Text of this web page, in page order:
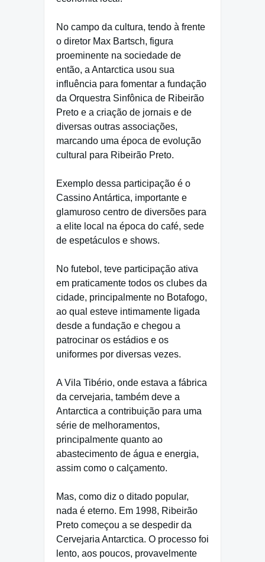
No campo da cultura, tendo à frente
o diretor Max Bartsch, figura
proeminente na sociedade de
então, a Antarctica usou sua
influência para fomentar a fundação
da Orquestra Sinfônica de Ribeirão
Preto e a criação de jornais e de
diversas outras associações,
marcando uma época de evolução
cultural para Ribeirão Preto.
Exemplo dessa participação é o
Cassino Antártica, importante e
glamuroso centro de diversões para
a elite local na época do café, sede
de espetáculos e shows.
No futebol, teve participação ativa
em praticamente todos os clubes da
cidade, principalmente no Botafogo,
ao qual esteve intimamente ligada
desde a fundação e chegou a
patrocinar os estádios e os
uniformes por diversas vezes.
A Vila Tibério, onde estava a fábrica
da cervejaria, também deve a
Antarctica a contribuição para uma
série de melhoramentos,
principalmente quanto ao
abastecimento de água e energia,
assim como o calçamento.
Mas, como diz o ditado popular,
nada é eterno. Em 1998, Ribeirão
Preto começou a se despedir da
Cervejaria Antarctica. O processo foi
lento, aos poucos, provavelmente